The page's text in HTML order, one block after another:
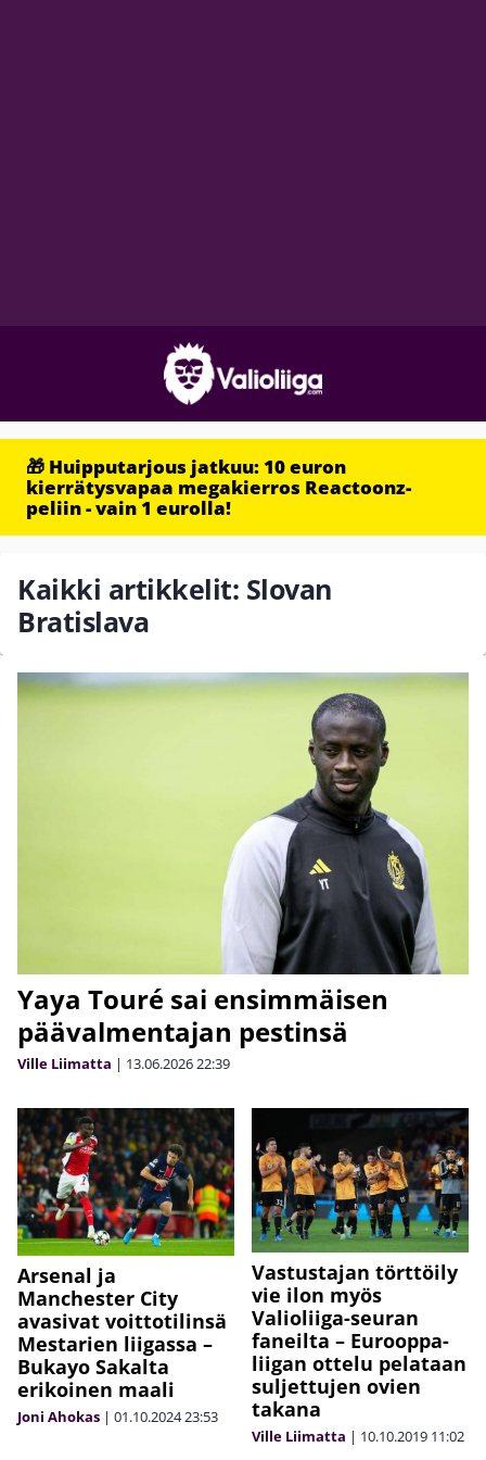
🎁 Huipputarjous jatkuu: 10 euron
kierrätysvapaa megakierros Reactoonz-
peliin - vain 1 eurolla!
Kaikki artikkelit: Slovan
Bratislava
Yaya Touré sai ensimmäisen
päävalmentajan pestinsä
Ville Liimatta | 13.06.202622:39
Arsenal ja
Manchester City
avasivat voittotilinsä
Mestarien liigassa –
Bukayo Sakalta
erikoinen maali
Joni Ahokas | 01.10.202423:53
Vastustajan törttöily
vie ilon myös
Valioliiga-seuran
faneilta – Eurooppa-
liigan ottelu pelataan
suljettujen ovien
takana
Ville Liimatta | 10.10.2019 11:02